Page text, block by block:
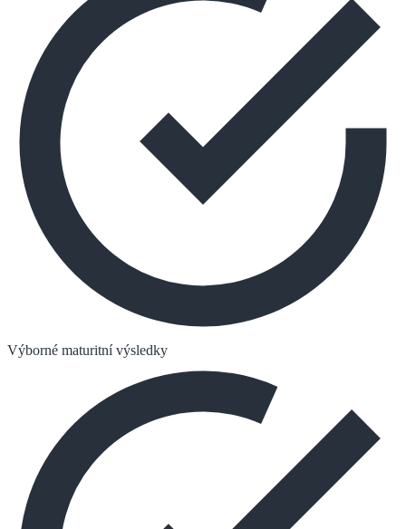
Výborné maturitní výsledky